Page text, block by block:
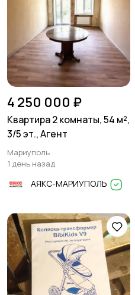
4 250 000 ₽
Квартира 2 комнаты, 54 м²,
3/5 эт., Агент
Мариуполь
1 день назад
АЯКС-МАРИУПОЛЬ